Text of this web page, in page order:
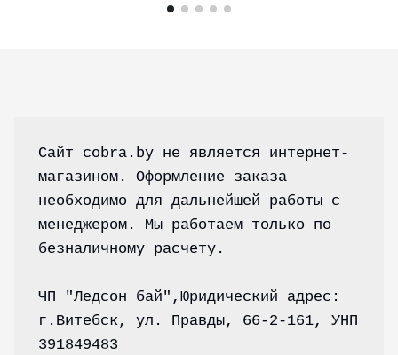
Сайт cobra.by не является интернет-
магазином. Оформление заказа
необходимо для дальнейшей работы с
менеджером. Мы работаем только по
безналичному расчету.
ЧП "Ледсон бай",Юридический адрес:
г.Витебск, ул. Правды, 66-2-161, УНП
391849483